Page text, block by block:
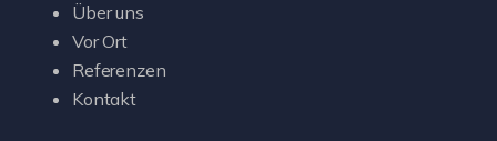
Über uns
Vor Ort
Referenzen
Kontakt